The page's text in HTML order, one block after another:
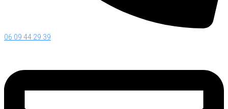
06 09 44 29 39